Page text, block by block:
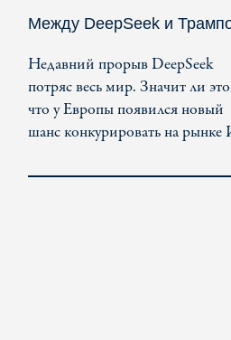
Между DeepSeek и
Недавний прорыв DeepSeek
потряс весь мир. Значит ли
что у Европы появился новый
шанс конкурировать на